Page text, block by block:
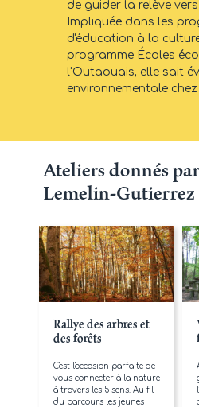
de guider la relève
Impliquée dans les
d'éducation à la
programme Écoles
l'Outaouais, elle sait
environnementale chez
Ateliers donnés
Lemelin-Gutierrez
Rallye des arbres et
des forêts
C'est l'occasion parfaite de
vous connecter à la nature
à travers les 5 sens. Au fil
du parcours les jeunes